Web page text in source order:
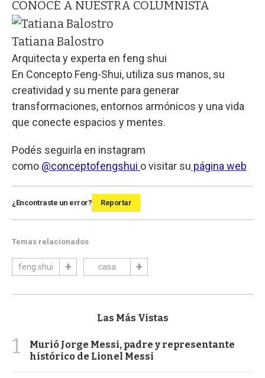
CONOCÉ A NUESTRA COLUMNISTA
Tatiana Balostro
Arquitecta y experta en feng shui
En Concepto Feng-Shui, utiliza sus manos, su
creatividad y su mente para generar
transformaciones, entornos armónicos y una vida
que conecte espacios y mentes.
Podés seguirla en instagram
como @conceptofengshui o visitar su página web
¿Encontraste un error? Reportar
Temas relacionados
feng shui casa
Las Más Vistas
1
Murió Jorge Messi, padre y representante
histórico de Lionel Messi